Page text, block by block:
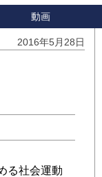
動画
2016年5月28日
る社会運動